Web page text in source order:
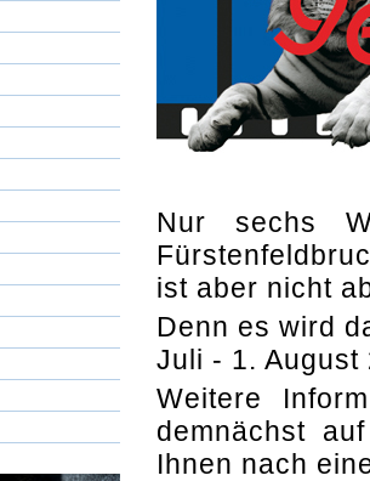
Nur sechs
ist aber nicht
Denn es wird
Juli - 1. August
Weitere
demnächst
Ihnen nach